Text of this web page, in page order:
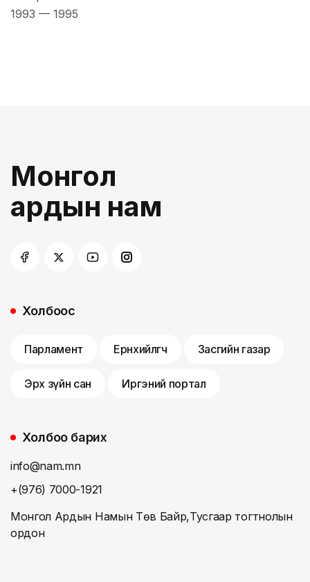
1993 — 1995
Монгол
ардын нам
Холбоос
Парламент Ерөнхийлөгч Засгийн газар
Эрх зүйн сан Иргэний портал
Холбоо барих
info@nam.mn
+(976) 7000-1921
Монгол Ардын Намын Төв Байр,Тусгаар тогтнолын
ордон